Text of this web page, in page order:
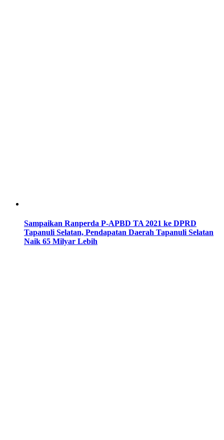
Sampaikan Ranperda P-APBD TA 2021 ke DPRD
Tapanuli Selatan, Pendapatan Daerah Tapanuli Selatan
Naik 65 Milyar Lebih